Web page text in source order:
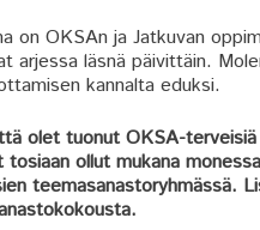
on OKSAn ja Jatkuvan
arjessa läsnä päivittäin.
kannalta eduksi.
olet tuonut OKSA-
ollut mukana
teemasanastoryhmässä.